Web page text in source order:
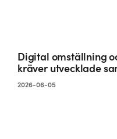
Digital omställning
kräver utvecklade
2026-06-05